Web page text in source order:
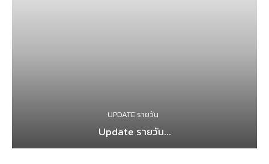
UPDATE รายวัน
Update รายวัน...